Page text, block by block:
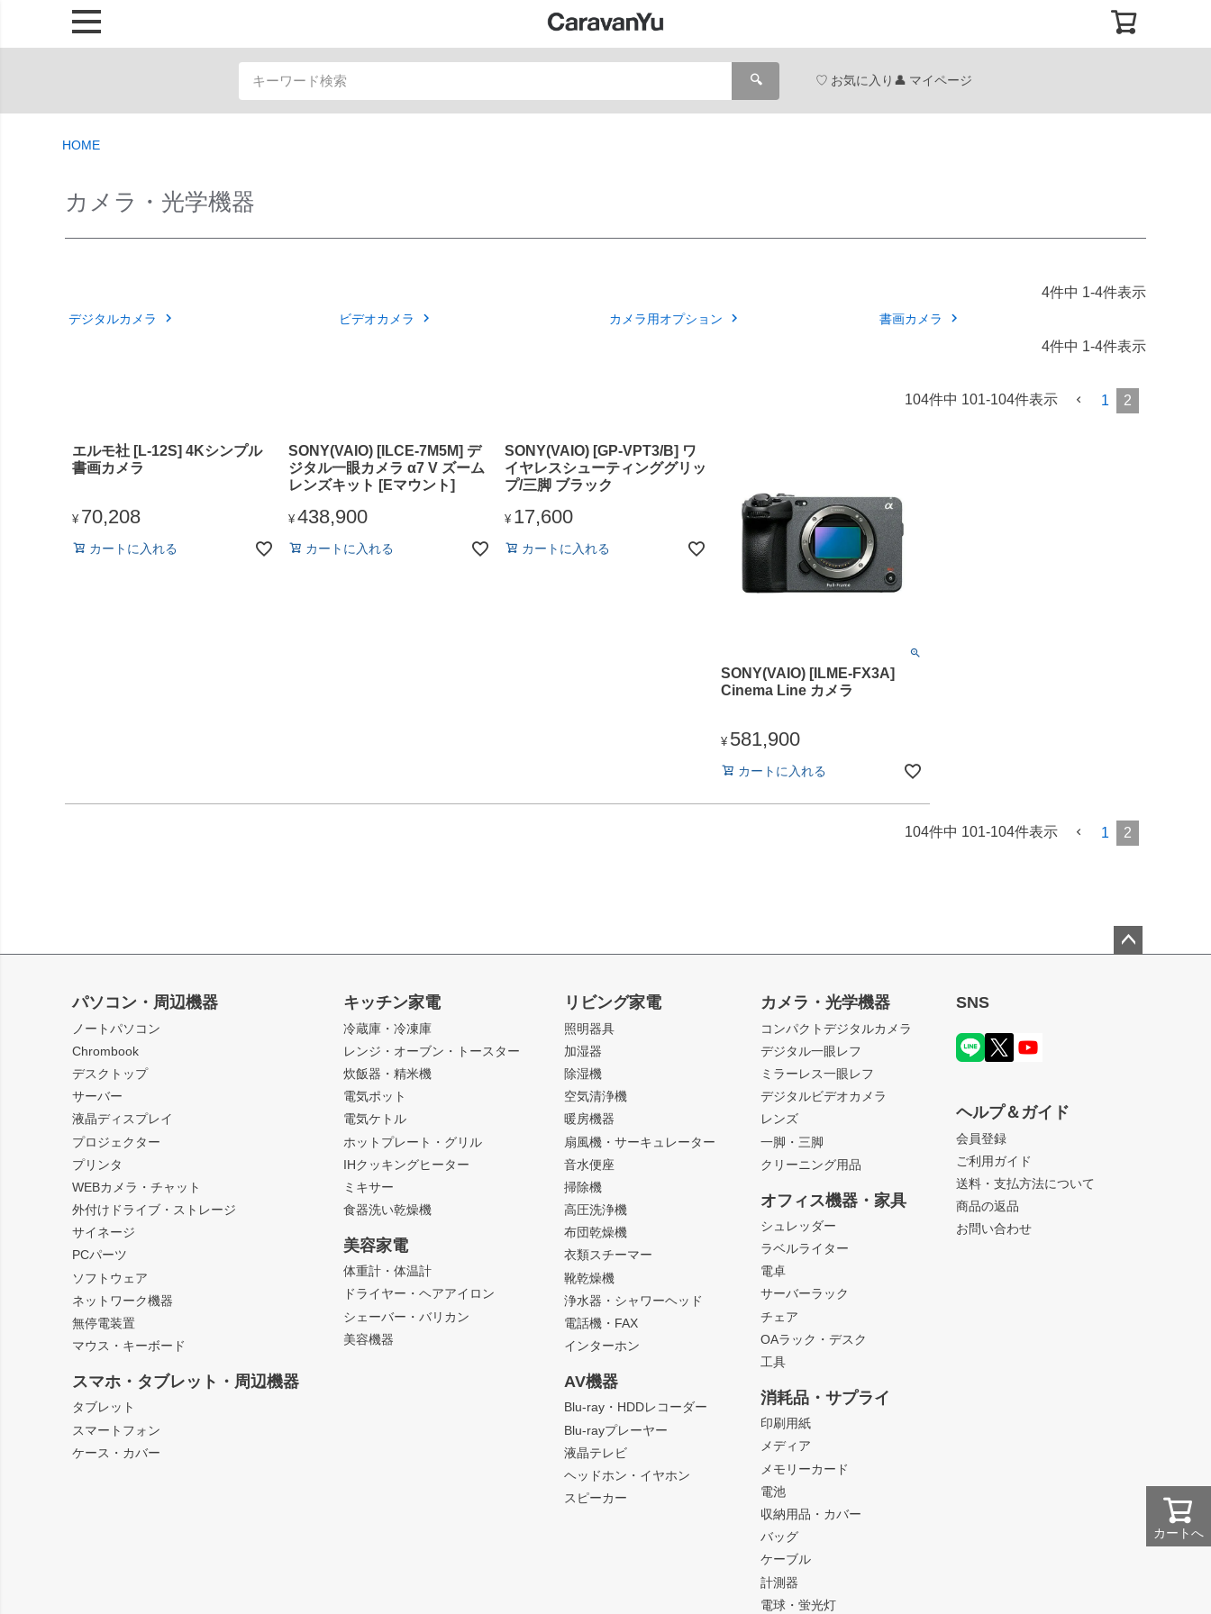
🔍 お気に入り マイページ
HOME
カメラ・光学機器
4件中 1-4件表示
デジタルカメラ ビデオカメラ カメラ用オプション 書画カメラ
4件中 1-4件表示
104件中 101-104件表示 1 2
エルモ社 [L-12S] 4Kシンプル
書画カメラ
¥ 70,208
カートに入れる
SONY(VAIO) [ILCE-7M5M] デ
ジタル一眼カメラ α7 V ズーム
レンズキット [Eマウント]
¥ 438,900
カートに入れる
SONY(VAIO) [GP-VPT3/B] ワ
イヤレスシューティンググリッ
プ/三脚 ブラック
¥ 17,600
カートに入れる
SONY(VAIO) [ILME-FX3A]
Cinema Line カメラ
¥ 581,900
カートに入れる
104件中 101-104件表示 1 2
カートへ
パソコン・周辺機器
ノートパソコン
Chrombook
デスクトップ
サーバー
液晶ディスプレイ
プロジェクター
プリンタ
WEBカメラ・チャット
外付けドライブ・ストレージ
サイネージ
PCパーツ
ソフトウェア
ネットワーク機器
無停電装置
マウス・キーボード
スマホ・タブレット・周辺機器
タブレット
スマートフォン
ケース・カバー
キッチン家電
冷蔵庫・冷凍庫
レンジ・オーブン・トースター
炊飯器・精米機
電気ポット
電気ケトル
ホットプレート・グリル
IHクッキングヒーター
ミキサー
食器洗い乾燥機
美容家電
体重計・体温計
ドライヤー・ヘアアイロン
シェーバー・バリカン
美容機器
リビング家電
照明器具
加湿器
除湿機
空気清浄機
暖房機器
扇風機・サーキュレーター
音水便座
掃除機
高圧洗浄機
布団乾燥機
衣類スチーマー
靴乾燥機
浄水器・シャワーヘッド
電話機・FAX
インターホン
AV機器
Blu-ray・HDDレコーダー
Blu-rayプレーヤー
液晶テレビ
ヘッドホン・イヤホン
スピーカー
カメラ・光学機器
コンパクトデジタルカメラ
デジタル一眼レフ
ミラーレス一眼レフ
デジタルビデオカメラ
レンズ
一脚・三脚
クリーニング用品
オフィス機器・家具
シュレッダー
ラベルライター
電卓
サーバーラック
チェア
OAラック・デスク
工具
消耗品・サプライ
印刷用紙
メディア
メモリーカード
電池
収納用品・カバー
バッグ
ケーブル
計測器
電球・蛍光灯
SNS
ヘルプ＆ガイド
会員登録
ご利用ガイド
送料・支払方法について
商品の返品
お問い合わせ